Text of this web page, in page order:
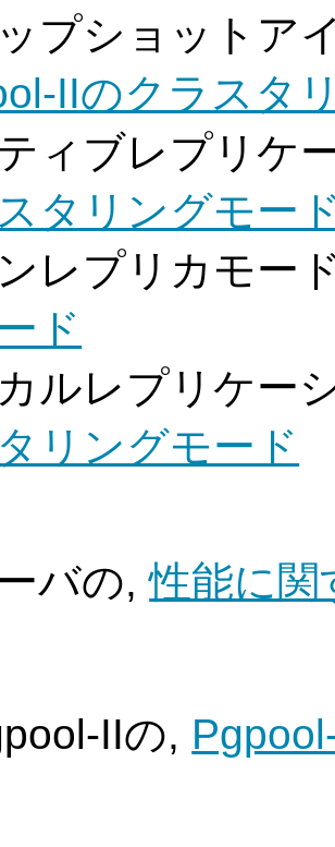
プショットア
IIのクラスタ
ィブレプリケ
タリングモー
レプリカモー
ド
ルレプリケー
リングモード
バの,性能に関
IIの,